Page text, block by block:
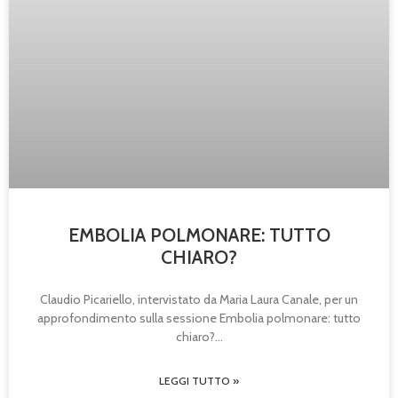
EMBOLIA POLMONARE: TUTTO
CHIARO?
Claudio Picariello, intervistato da Maria Laura Canale, per un
approfondimento sulla sessione Embolia polmonare: tutto
chiaro?
LEGGI TUTTO »